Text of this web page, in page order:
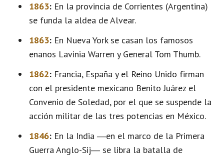
1863: En la provincia de Corrientes (Argentina)
se funda la aldea de Alvear.
1863: En Nueva York se casan los famosos
enanos Lavinia Warren y General Tom Thumb.
1862: Francia, España y el Reino Unido firman
con el presidente mexicano Benito Juárez el
Convenio de Soledad, por el que se suspende la
acción militar de las tres potencias en México.
1846: En la India ―en el marco de la Primera
Guerra Anglo-Sij― se libra la batalla de